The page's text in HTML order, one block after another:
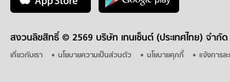
สงวนลิขสิทธิ์ © 2569 บริษัท เทนเซ็นต์ (ประเทศไทย) จำกัด
เกี่ยวกับเรา นโยบายความเป็นส่วนตัว นโยบายคุกกี้ แจ้งการล